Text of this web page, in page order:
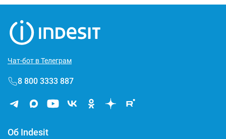
Чат-бот в Телеграм
8 800 3333 887
Об Indesit